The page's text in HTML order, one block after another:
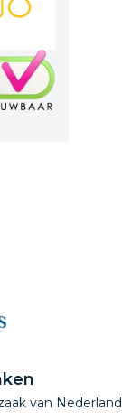
van Nederland